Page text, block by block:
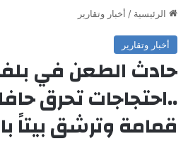
الرئيسية / أخبار وتقارير
أخبار وتقارير
حادث الطعن في
..احتجاجات تحرق
قمامة وترشق بيتاً